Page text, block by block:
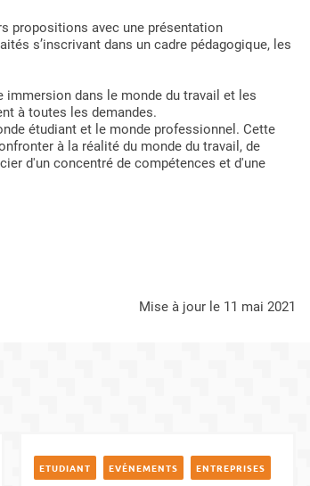
propositions avec une présentation
s’inscrivant dans un cadre pédagogique, les
dans le monde du travail et les
à toutes les demandes.
étudiant et le monde professionnel. Cette
à la réalité du monde du travail, de
d'un concentré de compétences et d'une
mise à jour le 11 mai 2021
ETUDIANT EVÉNEMENTS ENTREPRISES